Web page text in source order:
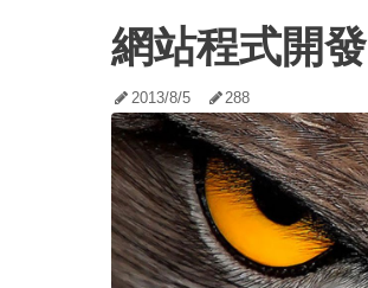
網站程式開發
2013/8/5 288